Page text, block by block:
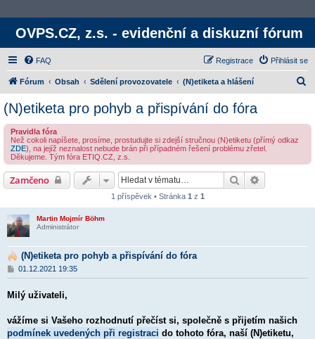
OVPS.CZ, z.s. - evidenční a diskuzní fórum
FAQ Přihlásit se
Registrace
Fórum Obsah Sdělení provozovatele (N)etiketa a hlášení
t
(N)etiketa pro pohyb a přispívání do fóra
Pravidla fóra
Než cokoli napíšete, prosíme, prostudujte si zdejší stručnou (N)etiketu (přímý odkaz
ZDE), na jejíž neznalost nebude brán při případném řešení problému zřetel.
Děkujeme. Tým fóra ETIQ.CZ, z.s.
Zamčeno Hledat
1 příspěvek • Stránka 1 z 1
Martin Mojmír Böhm
Administrátor
(N)etiketa pro pohyb a přispívání do fóra
P
ř
s
v
e
01.12.2021 19:35
Milý uživateli,
vážíme si Vašeho rozhodnutí přečíst si, společně s přijetím našich
podmínek uvedených při registraci do tohoto fóra, naší (N)etiketu,